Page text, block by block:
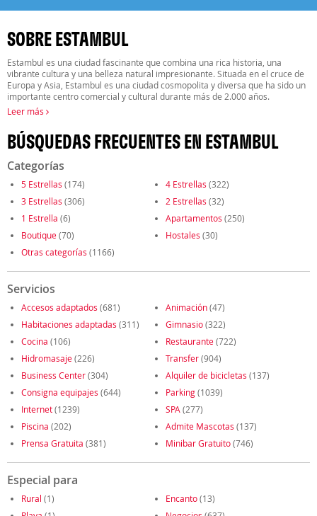
SOBRE ESTAMBUL
Estambul es una ciudad fascinante que combina una rica historia, una
vibrante cultura y una belleza natural impresionante. Situada en el cruce de
Europa y Asia, Estambul es una ciudad cosmopolita y diversa que ha sido un
importante centro comercial y cultural durante más de 2.000 años.
Leer más
BÚSQUEDAS FRECUENTES EN ESTAMBUL
Categorías
5 Estrellas (174) 4 Estrellas (322)
3 Estrellas (306) 2 Estrellas (32)
1 Estrella (6) Apartamentos (250)
Boutique(70) Hostales (30)
Otras categorías (1166)
Servicios
Accesos adaptados (681) Animación(47)
Habitaciones adaptadas (311) Gimnasio(322)
Cocina (106) Restaurante(722)
Hidromasaje(226) Transfer(904)
Business Center(304) Alquiler de bicicletas (137)
Consigna equipajes (644) Parking(1039)
Internet(1239) SPA (277)
Piscina (202) Admite Mascotas (137)
Prensa Gratuita (381) Minibar Gratuito(746)
Especial para
Rural (1) Encanto(13)